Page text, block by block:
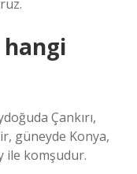
hangi
Çankırı,
güneyde Konya,
ile komşudur.